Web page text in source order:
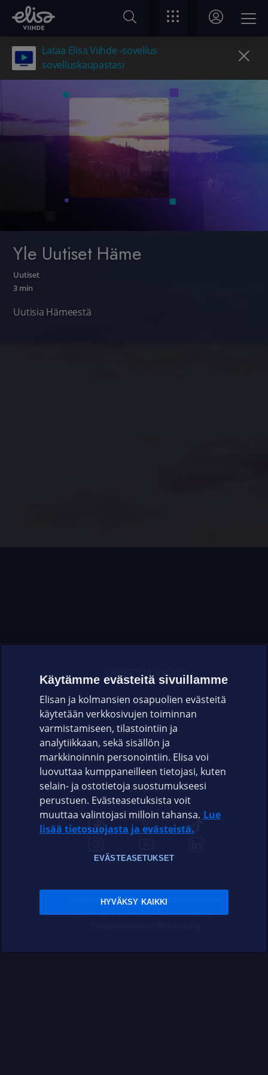
Lataa Elisa Viihde -sovellus
sovelluskaupastasi
Yle Uutiset Häme
Uutiset
3 min
Uutisia Hämeestä
OHJEET JA VINKIT
OMAYHTEISÖ
VIANSELVITYS
ASIAKASPALVELU
ELISA.FI
Sopimusehdot Tietosuoja Evästeasetukset
Sääntelyviranomaiset Saavutettavuus
Käytämme evästeitä sivuillamme
Elisan ja kolmansien osapuolien evästeitä
käytetään verkkosivujen toiminnan
varmistamiseen, tilastointiin ja
analytiikkaan, sekä sisällön ja
markkinoinnin personointiin. Elisa voi
luovuttaa kumppaneilleen tietojasi, kuten
selain- ja ostotietoja suostumukseesi
perustuen. Evästeasetuksista voit
muuttaa valintojasi milloin tahansa. Lue
lisää tietosuojasta ja evästeistä.
EVÄSTEASETUKSET
HYVÄKSY KAIKKI